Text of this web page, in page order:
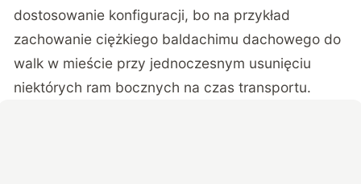
dostosowanie konfiguracji, bo na przykład
zachowanie ciężkiego baldachimu dachowego do
walk w mieście przy jednoczesnym usunięciu
niektórych ram bocznych na czas transportu.